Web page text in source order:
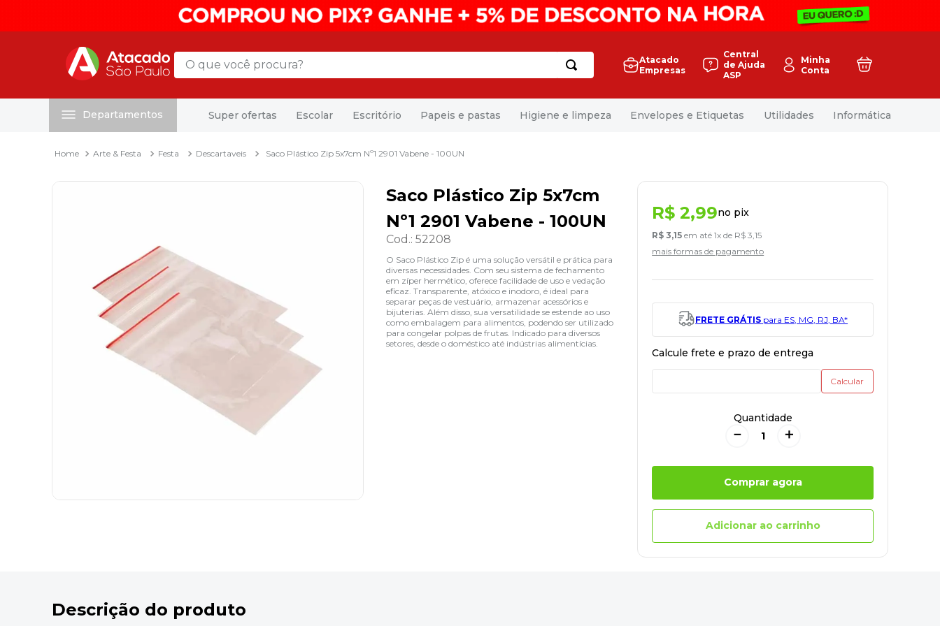
O que você procura?
Atacado
Empresas
Central
de Ajuda
ASP
Minha
Conta
Departamentos Super ofertas Escolar Escritório Papeis e pastas Higiene e limpeza Envelopes e Etiquetas Utilidades Informática
Arte & Festa Festa Descartaveis Saco Plástico Zip 5x7cm Nº1 2901 Vabene - 100UN
Saco Plástico Zip 5x7cm
Nº1 2901 Vabene - 100UN
Cod.:52208
O Saco Plástico Zip é uma solução versátil e prática para
diversas necessidades. Com seu sistema de fechamento
em zíper hermético, oferece facilidade de uso e vedação
eficaz. Transparente, atóxico e inodoro, é ideal para
separar peças de vestuário, armazenar acessórios e
bijuterias. Além disso, sua versatilidade se estende ao uso
como embalagem para alimentos, podendo ser utilizado
para congelar polpas de frutas. Indicado para diversos
setores, desde o doméstico até indústrias alimentícias.
R$ 2,99no pix
R$ 3,15 em até1x de R$ 3 ,15
mais formas de pagamento
FRETE GRÁTIS para ES, MG, RJ, BA*
Quantidade
＋
－
Comprar agora
Adicionar ao carrinho
Descrição do produto
papel toalha
caixa organizadora